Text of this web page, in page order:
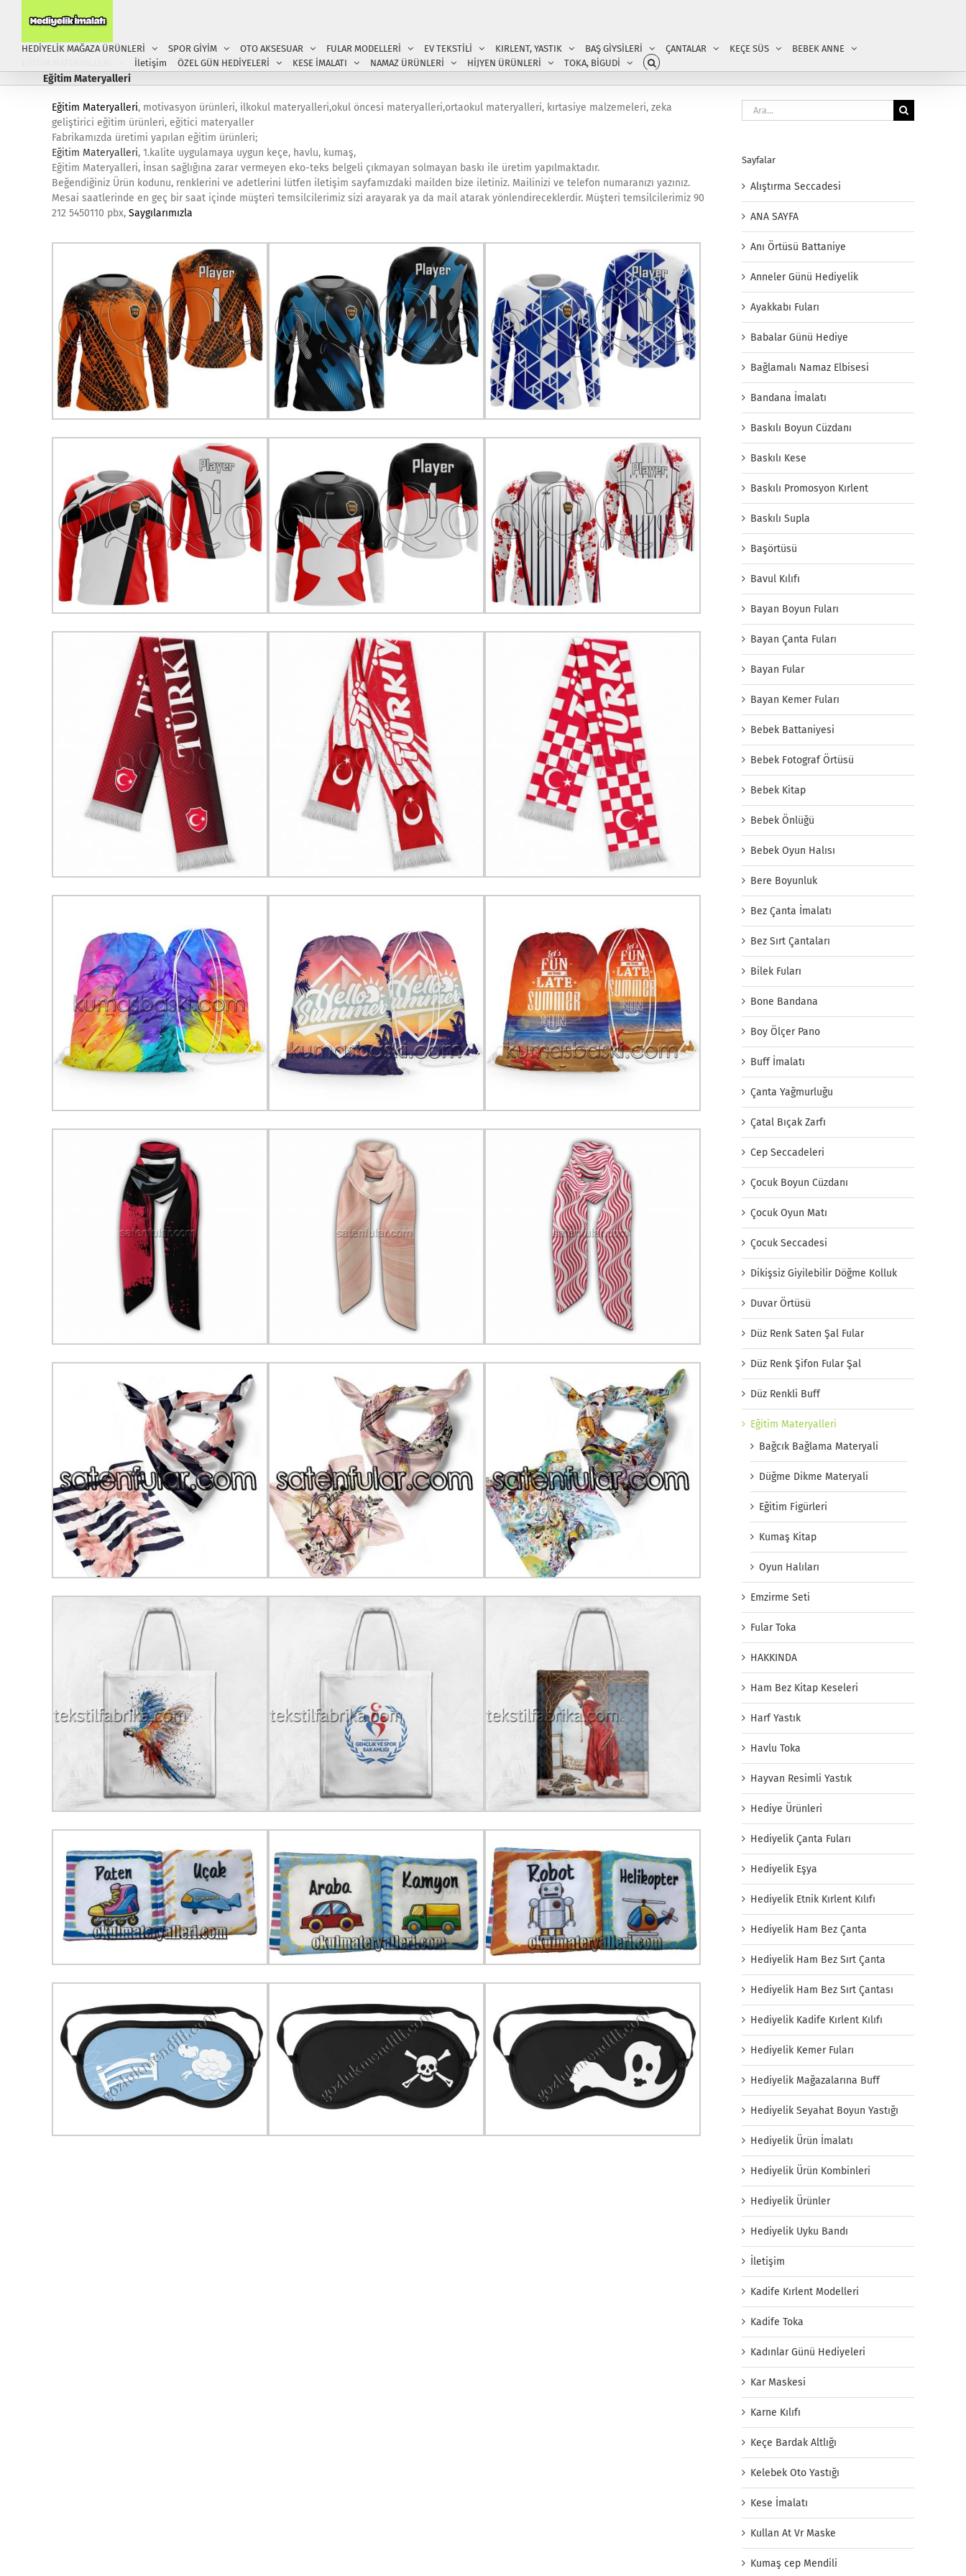
HEDİYELİK MAĞAZA ÜRÜNLERİ SPOR GİYİM OTO AKSESUAR FULAR MODELLERİ EV TEKSTİLİ KIRLENT, YASTIK BAŞ GİYSİLERİ ÇANTALAR KEÇE SÜS
BEBEK ANNE
İletişim ÖZEL GÜN HEDİYELERİ KESE İMALATI NAMAZ ÜRÜNLERİ HİJYEN ÜRÜNLERİ TOKA, BİGUDİ
Eğitim Materyalleri
Eğitim Materyalleri, motivasyon ürünleri, ilkokul materyalleri,okul öncesi materyalleri,ortaokul materyalleri, kırtasiye malzemeleri, zeka
geliştirici eğitim ürünleri, eğitici materyaller
Fabrikamızda üretimi yapılan eğitim ürünleri;
Eğitim Materyalleri, 1.kalite uygulamaya uygun keçe, havlu, kumaş,
Eğitim Materyalleri, İnsan sağlığına zarar vermeyen eko-teks belgeli çıkmayan solmayan baskı ile üretim yapılmaktadır.
Beğendiğiniz Ürün kodunu, renklerini ve adetlerini lütfen iletişim sayfamızdaki mailden bize iletiniz. Mailinizi ve telefon numaranızı yazınız.
Mesai saatlerinde en geç bir saat içinde müşteri temsilcilerimiz sizi arayarak ya da mail atarak yönlendireceklerdir. Müşteri temsilcilerimiz 90
212 5450110 pbx, Saygılarımızla
Ara:
Sayfalar
Alıştırma Seccadesi
ANA SAYFA
Anı Örtüsü Battaniye
Anneler Günü Hediyelik
Ayakkabı Fuları
Babalar Günü Hediye
Bağlamalı Namaz Elbisesi
Bandana İmalatı
Baskılı Boyun Cüzdanı
Baskılı Kese
Baskılı Promosyon Kırlent
Baskılı Supla
Başörtüsü
Bavul Kılıfı
Bayan Boyun Fuları
Bayan Çanta Fuları
Bayan Fular
Bayan Kemer Fuları
Bebek Battaniyesi
Bebek Fotograf Örtüsü
Bebek Kitap
Bebek Önlüğü
Bebek Oyun Halısı
Bere Boyunluk
Bez Çanta İmalatı
Bez Sırt Çantaları
Bilek Fuları
Bone Bandana
Boy Ölçer Pano
Buff İmalatı
Çanta Yağmurluğu
Çatal Bıçak Zarfı
Cep Seccadeleri
Çocuk Boyun Cüzdanı
Çocuk Oyun Matı
Çocuk Seccadesi
Dikişsiz Giyilebilir Döğme Kolluk
Duvar Örtüsü
Düz Renk Saten Şal Fular
Düz Renk Şifon Fular Şal
Düz Renkli Buff
Eğitim Materyalleri
Bağcık Bağlama Materyali
Düğme Dikme Materyali
Eğitim Figürleri
Kumaş Kitap
Oyun Halıları
Emzirme Seti
Fular Toka
HAKKINDA
Ham Bez Kitap Keseleri
Harf Yastık
Havlu Toka
Hayvan Resimli Yastık
Hediye Ürünleri
Hediyelik Çanta Fuları
Hediyelik Eşya
Hediyelik Etnik Kırlent Kılıfı
Hediyelik Ham Bez Çanta
Hediyelik Ham Bez Sırt Çanta
Hediyelik Ham Bez Sırt Çantası
Hediyelik Kadife Kırlent Kılıfı
Hediyelik Kemer Fuları
Hediyelik Mağazalarına Buff
Hediyelik Seyahat Boyun Yastığı
Hediyelik Ürün İmalatı
Hediyelik Ürün Kombinleri
Hediyelik Ürünler
Hediyelik Uyku Bandı
İletişim
Kadife Kırlent Modelleri
Kadife Toka
Kadınlar Günü Hediyeleri
Kar Maskesi
Karne Kılıfı
Keçe Bardak Altlığı
Kelebek Oto Yastığı
Kese İmalatı
Kullan At Vr Maske
Kumaş cep Mendili